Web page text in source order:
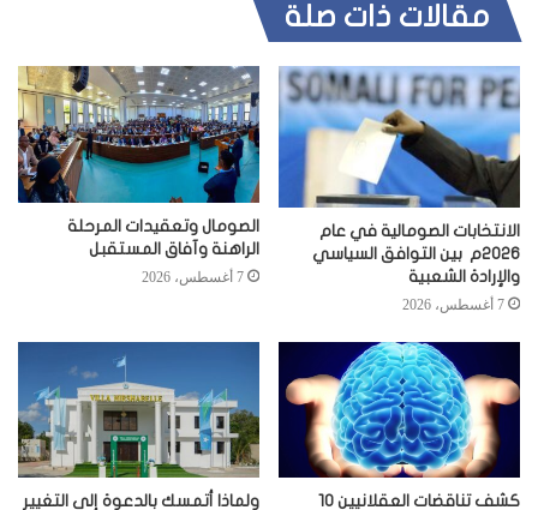
مقالات ذات صلة
الانتخابات الصومالية في عام
2026م بين التوافق السياسي
والإرادة الشعبية
7 أغسطس، 2026
الصومال وتعقيدات المرحلة
الراهنة وآفاق المستقبل
7 أغسطس، 2026
كشف تناقضات العقلانيين 10 ولماذا أتمسك بالدعوة إلى التغيير